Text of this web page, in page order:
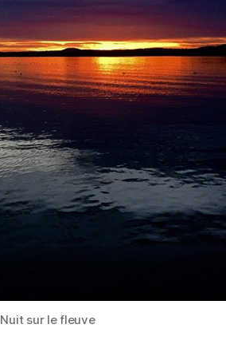
Nuit sur le fleuve